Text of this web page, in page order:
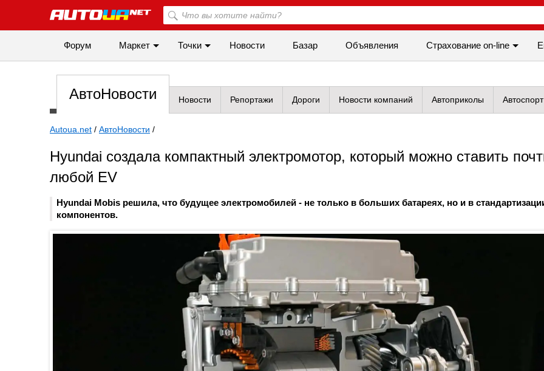
Форум Маркет Точки Новости Базар Объявления Cтрахование on-line
АвтоНовости Новости Репортажи Дороги Новости компаний Автоприколы Автоспорт
Autoua.net / АвтоНовости /
Hyundai создала компактный электромотор, который можно ставить
любой EV
Hyundai Mobis решила, что будущее электромобилей - не только в больших батареях, но и в
компонентов.